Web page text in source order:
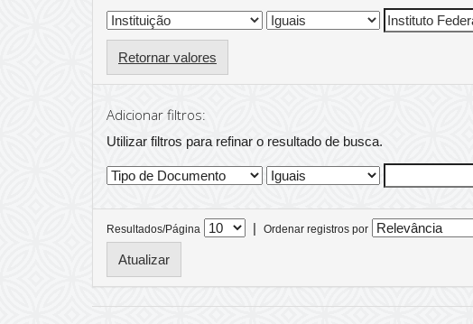
Retornar valores
Adicionar filtros:
Utilizar filtros para refinar o resultado de busca.
Resultados/Página | Ordenar registros por